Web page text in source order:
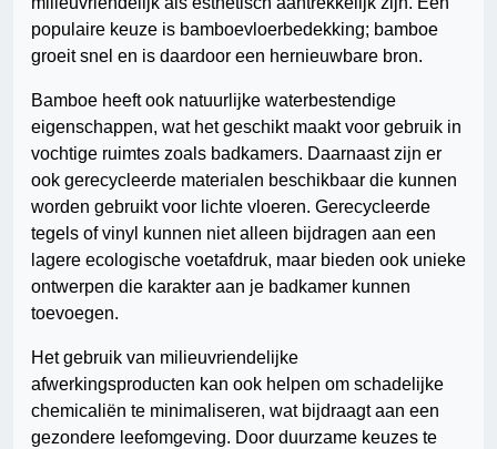
populaire keuze is bamboevloerbedekking; bamboe
groeit snel en is daardoor een hernieuwbare bron.
Bamboe heeft ook natuurlijke waterbestendige
eigenschappen, wat het geschikt maakt voor gebruik in
vochtige ruimtes zoals badkamers. Daarnaast zijn er
ook gerecycleerde materialen beschikbaar die kunnen
worden gebruikt voor lichte vloeren. Gerecycleerde
tegels of vinyl kunnen niet alleen bijdragen aan een
lagere ecologische voetafdruk, maar bieden ook unieke
ontwerpen die karakter aan je badkamer kunnen
toevoegen.
Het gebruik van milieuvriendelijke
afwerkingsproducten kan ook helpen om schadelijke
chemicaliën te minimaliseren, wat bijdraagt aan een
gezondere leefomgeving. Door duurzame keuzes te